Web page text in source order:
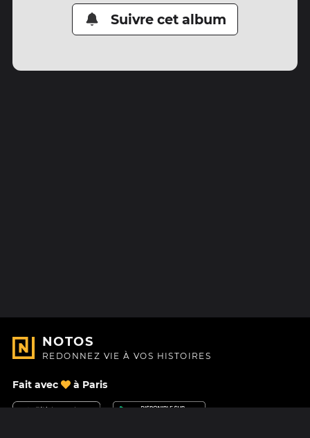
Suivre cet album
NOTOS
REDONNEZ VIE À VOS HISTOIRES
Fait avec à Paris